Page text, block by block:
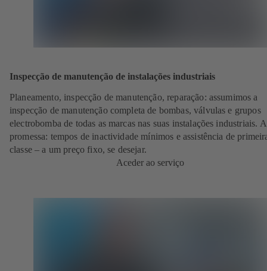
Inspecção de manutenção de instalações industriais
Planeamento, inspecção de manutenção, reparação: assumimos a
inspecção de manutenção completa de bombas, válvulas e grupos
electrobomba de todas as marcas nas suas instalações industriais.
promessa: tempos de inactividade mínimos e assistência de
classe – a um preço fixo, se desejar.
Aceder ao serviço